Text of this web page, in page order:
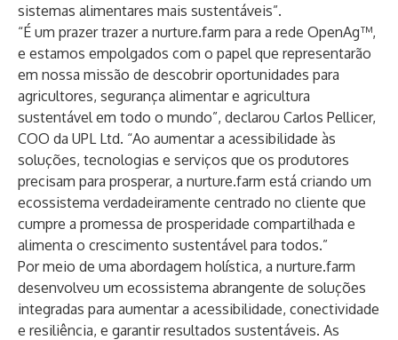
sistemas alimentares mais sustentáveis”.
“É um prazer trazer a nurture.farm para a rede OpenAg™,
e estamos empolgados com o papel que representarão
em nossa missão de descobrir oportunidades para
agricultores, segurança alimentar e agricultura
sustentável em todo o mundo”, declarou Carlos Pellicer,
COO da UPL Ltd. “Ao aumentar a acessibilidade às
soluções, tecnologias e serviços que os produtores
precisam para prosperar, a nurture.farm está criando um
ecossistema verdadeiramente centrado no cliente que
cumpre a promessa de prosperidade compartilhada e
alimenta o crescimento sustentável para todos.”
Por meio de uma abordagem holística, a nurture.farm
desenvolveu um ecossistema abrangente de soluções
integradas para aumentar a acessibilidade, conectividade
e resiliência, e garantir resultados sustentáveis. As